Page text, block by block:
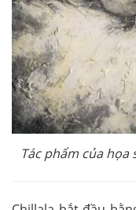
Tác phẩm của